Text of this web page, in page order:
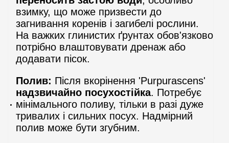
взимку, що може призвести до
загнивання коренів і загибелі рослини.
На важких глинистих ґрунтах обов'язково
потрібно влаштовувати дренаж або
додавати пісок.
Полив: Після вкорінення 'Purpurascens'
надзвичайно посухостійка. Потребує
мінімального поливу, тільки в разі дуже
тривалих і сильних посух. Надмірний
полив може бути згубним.